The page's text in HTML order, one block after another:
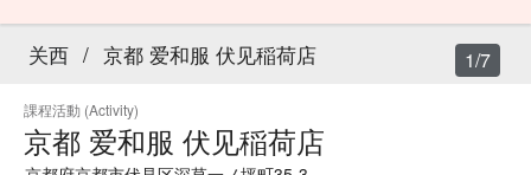
关西 / 京都 爱和服 伏见稲荷店
課程活動 (Activity)
京都 爱和服 伏见稲荷店
1/7